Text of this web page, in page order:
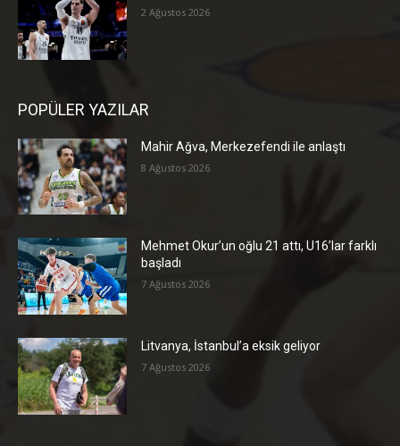
2 Ağustos 2026
POPÜLER YAZILAR
Mahir Ağva, Merkezefendi ile anlaştı
8 Ağustos 2026
Mehmet Okur’un oğlu 21 attı, U16’lar farklı
başladı
7 Ağustos 2026
Litvanya, İstanbul’a eksik geliyor
7 Ağustos 2026